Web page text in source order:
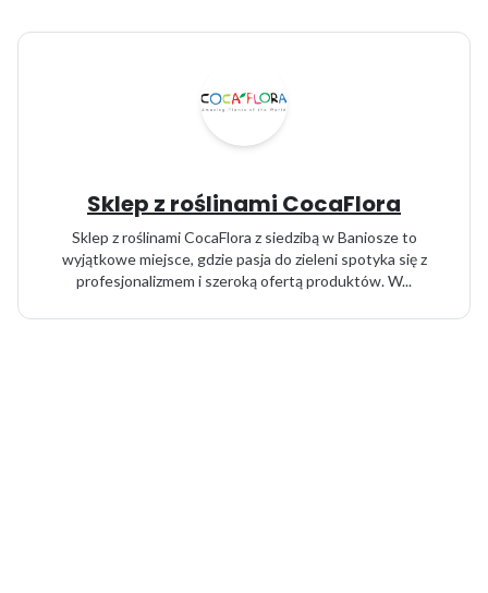
Sklep z roślinami CocaFlora
Sklep z roślinami CocaFlora z siedzibą w Baniosze to
wyjątkowe miejsce, gdzie pasja do zieleni spotyka się z
profesjonalizmem i szeroką ofertą produktów. W...